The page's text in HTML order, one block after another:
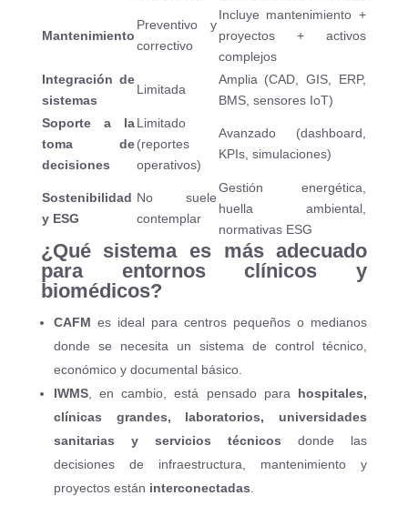
Mantenimiento
Preventivo y
correctivo
Incluye mantenimiento +
proyectos + activos
complejos
Integración de
sistemas
Limitada
Amplia (CAD, GIS, ERP,
BMS, sensores IoT)
Soporte a la
toma de
decisiones
Limitado
(reportes
operativos)
Avanzado (dashboard,
KPIs, simulaciones)
Sostenibilidad
y ESG
No suele
contemplar
Gestión energética,
huella ambiental,
normativas ESG
¿Qué sistema es más adecuado
para entornos clínicos y
biomédicos?
CAFM es ideal para centros pequeños o medianos
donde se necesita un sistema de control técnico,
económico y documental básico.
IWMS, en cambio, está pensado para hospitales,
clínicas grandes, laboratorios, universidades
sanitarias y servicios técnicos donde las
decisiones de infraestructura, mantenimiento y
proyectos están interconectadas